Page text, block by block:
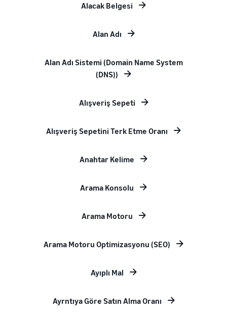
Alacak Belgesi
Alan Adı
Alan Adı Sistemi (Domain Name System
(DNS))
Alışveriş Sepeti
Alışveriş Sepetini Terk Etme Oranı
Anahtar Kelime
Arama Konsolu
Arama Motoru
Arama Motoru Optimizasyonu (SEO)
Ayıplı Mal
Ayrntıya Göre Satın Alma Oranı